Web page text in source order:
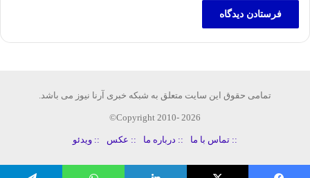
تمامی حقوق این سایت متعلق به شبکه خبری آرنا نیوز می باشد.
Copyright 2010- 2026©
:: تماس با ما :: درباره ما :: عکس :: ویدئو